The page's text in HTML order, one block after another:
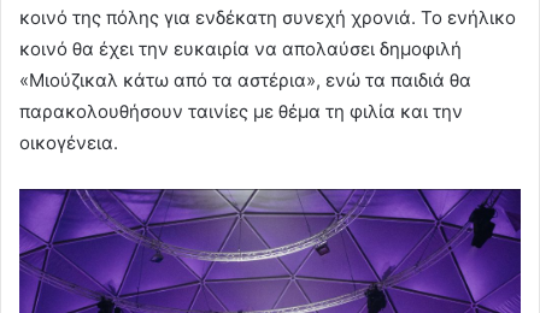
κοινό της πόλης για ενδέκατη συνεχή χρονιά. Το ενήλικο
κοινό θα έχει την ευκαιρία να απολαύσει δημοφιλή
«Μιούζικαλ κάτω από τα αστέρια», ενώ τα παιδιά θα
παρακολουθήσουν ταινίες με θέμα τη φιλία και την
οικογένεια.